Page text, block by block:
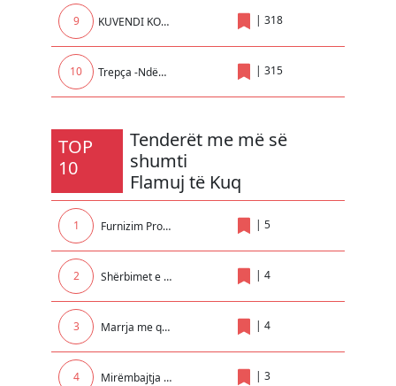
9 KUVENDI KOMUNAL MALISHEVE | 318
10 Trepça -Ndërrmarrje në Administrim të AKP | 315
TOP
10
Tenderët me më së
shumti
Flamuj të Kuq
1 Furnizim Promovues për nevojat e Rektoratit | 5
2 Shërbimet e zhvendosjes me marimangë dhe bllokimit të automjeteve në teritorin e Komunes së Malishevës | 4
3 Marrja me qera e makinerive për nevoja të NPL Kastrioti SH.A | 4
4 Mirëmbajtja e paisjeve kunder zjarrit në Objektin e Komunës dhe Insitucioneve tjera Komunale.. | 3